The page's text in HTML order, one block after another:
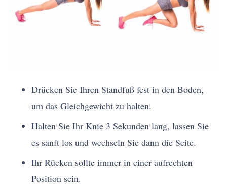
Drücken Sie Ihren Standfuß fest in den Boden,
um das Gleichgewicht zu halten.
Halten Sie Ihr Knie 3 Sekunden lang, lassen Sie
es sanft los und wechseln Sie dann die Seite.
Ihr Rücken sollte immer in einer aufrechten
Position sein.